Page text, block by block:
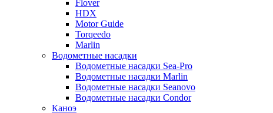
Flover
HDX
Motor Guide
Torqeedo
Marlin
Водометные насадки
Водометные насадки Sea-Pro
Водометные насадки Marlin
Водометные насадки Seanovo
Водометные насадки Condor
Каноэ